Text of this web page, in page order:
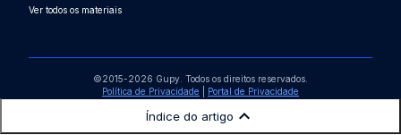
Índice do artigo
Ver todos os materiais
©2015-2026 Gupy. Todos os direitos reservados.
Política de Privacidade
Portal de Privacidade